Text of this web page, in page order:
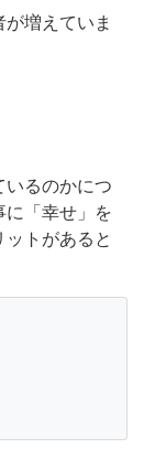
増えていま
いるのかにつ
に「幸せ」を
トがあると